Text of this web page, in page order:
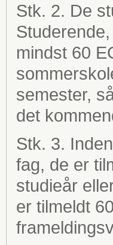
Stk. 2. De
mindst 60
semester,
det
Stk. 3.
fag, de er
studieår
er tilmeldt